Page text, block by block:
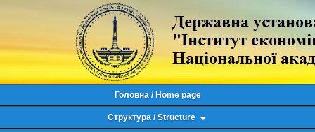
Головна / Home page
Структура / Structure